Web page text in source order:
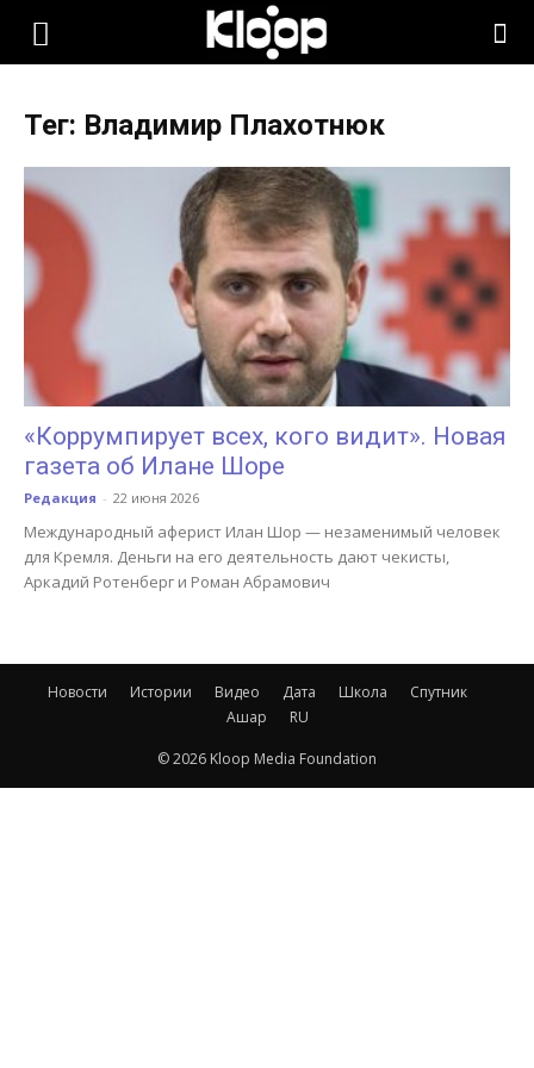
KLOOP.KG
Новости
Кыргызстана
Тег: Владимир Плахотнюк
«Коррумпирует всех, кого видит». Новая
газета об Илане Шоре
Редакция - 22 июня 2026
Международный аферист Илан Шор — незаменимый человек
для Кремля. Деньги на его деятельность дают чекисты,
Аркадий Ротенберг и Роман Абрамович
Новости Истории Видео Дата Школа
Спутник
Ашар
RU
© 2026 Kloop Media Foundation